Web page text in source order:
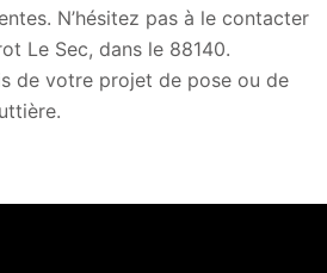
N’hésitez pas à le contacter
Le Sec, dans le 88140.
de votre projet de pose ou de